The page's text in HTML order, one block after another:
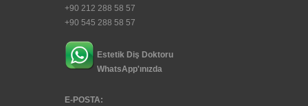
+90 212 288 58 57
+90 545 288 58 57
Estetik Diş Doktoru
WhatsApp'ınızda
E-POSTA: